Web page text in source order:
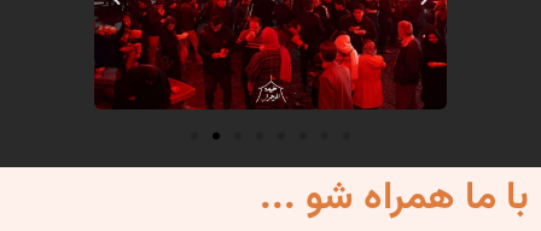
با ما همراه شو ...